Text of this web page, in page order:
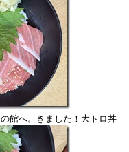
館へ。きました！大トロ丼